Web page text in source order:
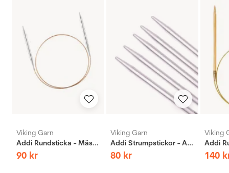
Viking Garn
Addi Rundsticka - Mässing
90 kr
Viking Garn
Addi Strumpstickor - Aluminium
80 kr
Viking
140